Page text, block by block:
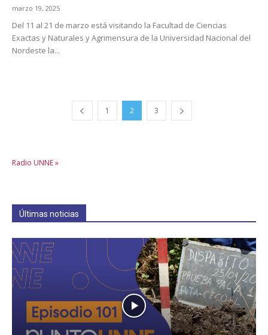
marzo 19, 2025
Del 11 al 21 de marzo está visitando la Facultad de Ciencias
Exactas y Naturales y Agrimensura de la Universidad Nacional del
Nordeste la...
1 2 3
Radio UNNE »
Últimas noticias